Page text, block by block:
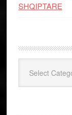
SHQIPTARE